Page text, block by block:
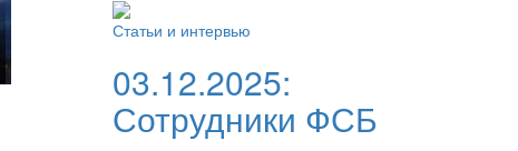
Статьи и интервью
03.12.2025:
Сотрудники ФСБ